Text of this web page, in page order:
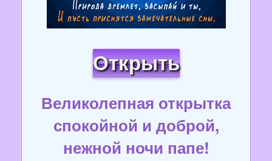
Открыть
Великолепная открытка
спокойной и доброй,
нежной ночи папе!